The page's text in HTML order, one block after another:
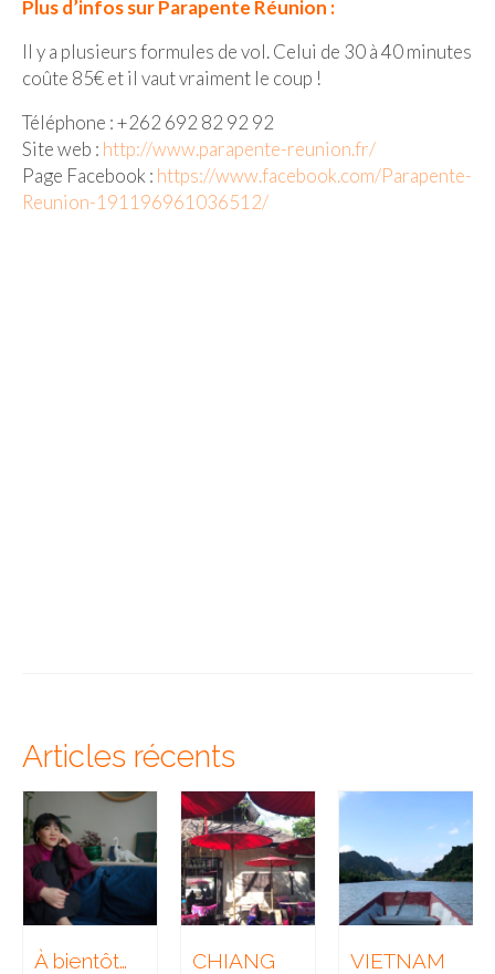
Plus d’infos sur Parapente Réunion :
Il y a plusieurs formules de vol. Celui de 30 à 40 minutes
coûte 85€ et il vaut vraiment le coup !
Téléphone : +262 692 82 92 92
Site web : http://www.parapente-reunion.fr/
Page Facebook : https://www.facebook.com/Parapente-
Reunion-191196961036512/
Articles récents
À bientôt…
CHIANG
VIETNAM